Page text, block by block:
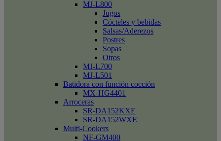
MJ-L800
Jugos
Cócteles y bebidas
Salsas/Aderezos
Postres
Sopas
Otros
MJ-L700
MJ-L501
Batidora con función cocción
MX-HG4401
Arroceras
SR-DA152KXE
SR-DA152WXE
Multi-Cookers
NF-GM400